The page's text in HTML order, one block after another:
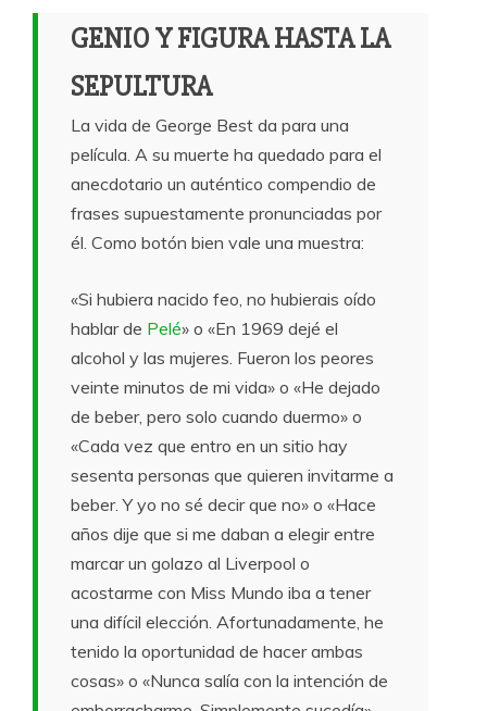
GENIO Y FIGURA HASTA LA
SEPULTURA
La vida de George Best da para una
película. A su muerte ha quedado para el
anecdotario un auténtico compendio de
frases supuestamente pronunciadas por
él. Como botón bien vale una muestra:
«Si hubiera nacido feo, no hubierais oído
hablar de Pelé» o «En 1969 dejé el
alcohol y las mujeres. Fueron los peores
veinte minutos de mi vida» o «He dejado
de beber, pero solo cuando duermo» o
«Cada vez que entro en un sitio hay
sesenta personas que quieren invitarme a
beber. Y yo no sé decir que no» o «Hace
años dije que si me daban a elegir entre
marcar un golazo al Liverpool o
acostarme con Miss Mundo iba a tener
una difícil elección. Afortunadamente, he
tenido la oportunidad de hacer ambas
cosas» o «Nunca salía con la intención de